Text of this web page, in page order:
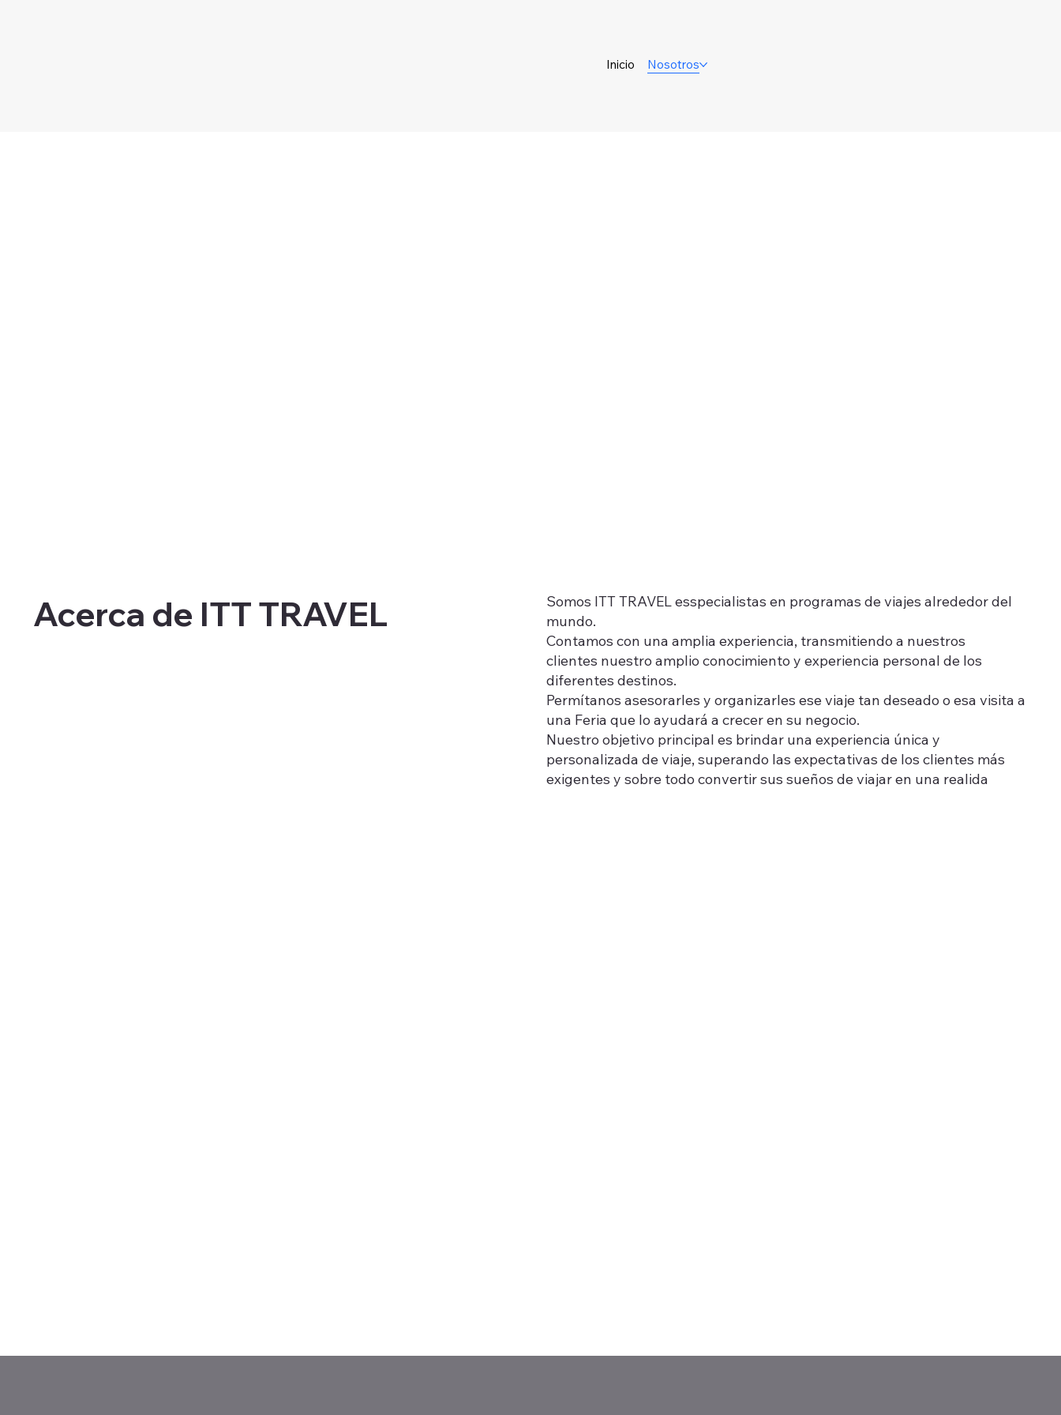
Inicio Nosotros
Acerca de ITT TRAVEL
Somos ITT TRAVEL esspecialistas en programas de viajes alrededor del
mundo.
Contamos con una amplia experiencia, transmitiendo a nuestros
clientes nuestro amplio conocimiento y experiencia personal de los
diferentes destinos.
Permítanos asesorarles y organizarles ese viaje tan deseado o esa visita a
una Feria que lo ayudará a crecer en su negocio.
Nuestro objetivo principal es brindar una experiencia única y
personalizada de viaje, superando las expectativas de los clientes más
exigentes y sobre todo convertir sus sueños de viajar en una realida